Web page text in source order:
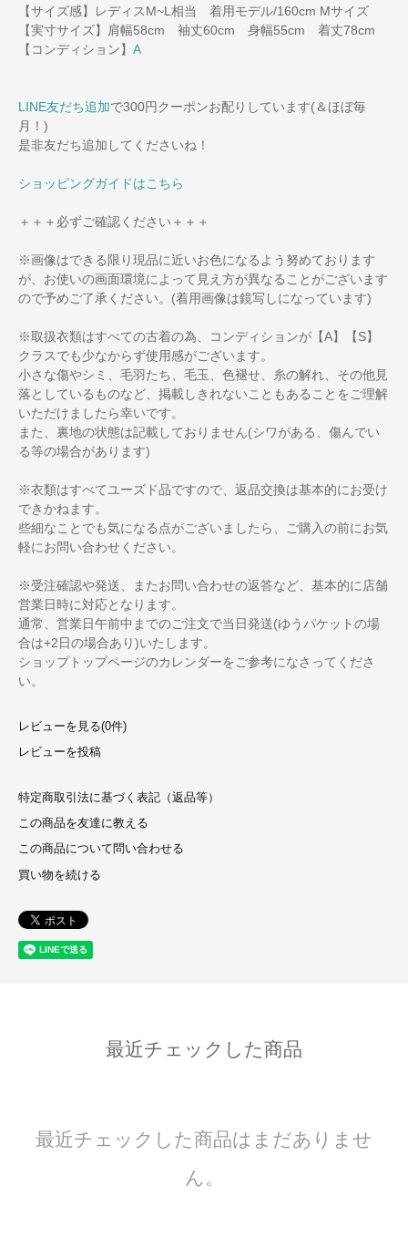
【サイズ感】レディスM~L相当 着用モデル/160cm Mサイズ
【実寸サイズ】肩幅58cm 袖丈60cm 身幅55cm 着丈78cm
【コンディション】 A
LINE友だち追加で300円クーポンお配りしています(＆ほぼ毎
月！)
是非友だち追加してくださいね！
ショッピングガイドはこちら
＋＋＋必ずご確認ください＋＋＋
※画像はできる限り現品に近いお色になるよう努めております
が、お使いの画面環境によって見え方が異なることがございます
ので予めご了承ください。(着用画像は鏡写しになっています)
※取扱衣類はすべての古着の為、コンディションが【A】【S】
クラスでも少なからず使用感がございます。
小さな傷やシミ、毛羽たち、毛玉、色褪せ、糸の解れ、その他見
落としているものなど、掲載しきれないこともあることをご理解
いただけましたら幸いです。
また、裏地の状態は記載しておりません(シワがある、傷んでい
る等の場合があります)
※衣類はすべてユーズド品ですので、返品交換は基本的にお受け
できかねます。
些細なことでも気になる点がございましたら、ご購入の前にお気
軽にお問い合わせください。
※受注確認や発送、またお問い合わせの返答など、基本的に店舗
営業日時に対応となります。
通常、営業日午前中までのご注文で当日発送(ゆうパケットの場
合は+2日の場合あり)いたします。
ショップトップページのカレンダーをご参考になさってくださ
い。
レビューを見る(0件)
レビューを投稿
特定商取引法に基づく表記（返品等）
この商品を友達に教える
この商品について問い合わせる
買い物を続ける
最近チェックした商品
最近チェックした商品はまだありませ
ん。